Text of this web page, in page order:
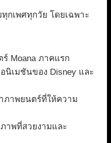
กเพศทุกวัย โดยเฉพาะ
Moana ภาคแรก
เมชันของ Disney และ
ภาพยนตร์ที่ให้ความ
าพที่สวยงามและ